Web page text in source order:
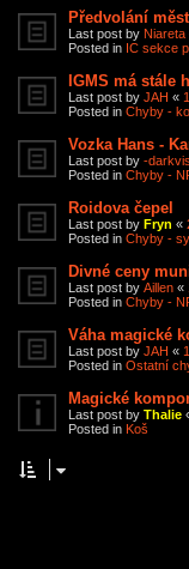
Předvolání
Last post by Niareta
Posted in IC sekce
IGMS má stále
Last post by JAH «
Posted in Chyby -
Vozka Hans -
Last post by -
Posted in Chyby -
Roidova čepel
Last post by Fryn «
Posted in Chyby -
Divné ceny
Last post by Aillen «
Posted in Chyby -
Váha magické
Last post by JAH «
Posted in Ostatní
Magické
Last post by Thalie
Posted in Koš